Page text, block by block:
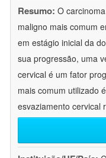
Resumo: O
maligno mais comum
em estágio inicial da
sua progressão, uma
cervical é um fator
mais comum utilizado
esvaziamento cervical